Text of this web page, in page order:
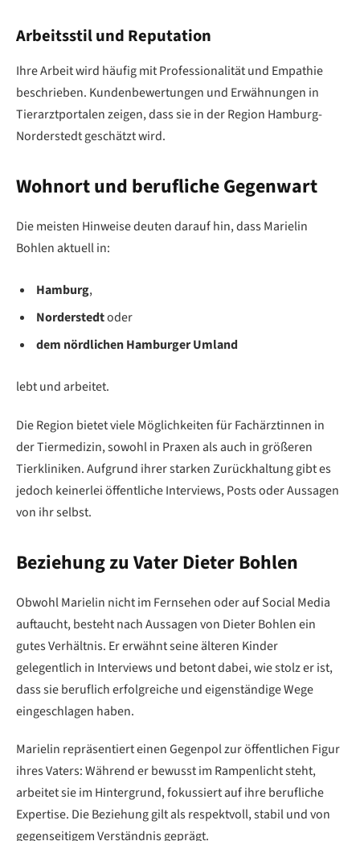
Arbeitsstil und Reputation
Ihre Arbeit wird häufig mit Professionalität und Empathie
beschrieben. Kundenbewertungen und Erwähnungen in
Tierarztportalen zeigen, dass sie in der Region Hamburg-
Norderstedt geschätzt wird.
Wohnort und berufliche Gegenwart
Die meisten Hinweise deuten darauf hin, dass Marielin
Bohlen aktuell in:
Hamburg,
Norderstedtoder
dem nördlichen Hamburger Umland
lebt und arbeitet.
Die Region bietet viele Möglichkeiten für Fachärztinnen in
der Tiermedizin, sowohl in Praxen als auch in größeren
Tierkliniken. Aufgrund ihrer starken Zurückhaltung gibt es
jedoch keinerlei öffentliche Interviews, Posts oder Aussagen
von ihr selbst.
Beziehung zu Vater Dieter Bohlen
Obwohl Marielin nicht im Fernsehen oder auf Social Media
auftaucht, besteht nach Aussagen von Dieter Bohlen ein
gutes Verhältnis. Er erwähnt seine älteren Kinder
gelegentlich in Interviews und betont dabei, wie stolz er ist,
dass sie beruflich erfolgreiche und eigenständige Wege
eingeschlagen haben.
Marielin repräsentiert einen Gegenpol zur öffentlichen Figur
ihres Vaters: Während er bewusst im Rampenlicht steht,
arbeitet sie im Hintergrund, fokussiert auf ihre berufliche
Expertise. Die Beziehung gilt als respektvoll, stabil und von
gegenseitigem Verständnis geprägt.